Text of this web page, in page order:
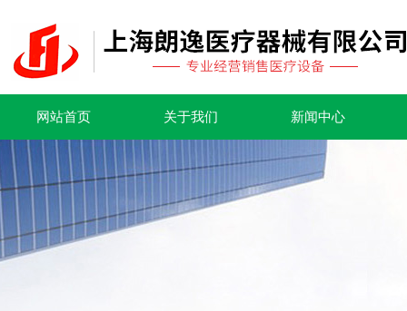
网站首页 关于我们 新闻中心